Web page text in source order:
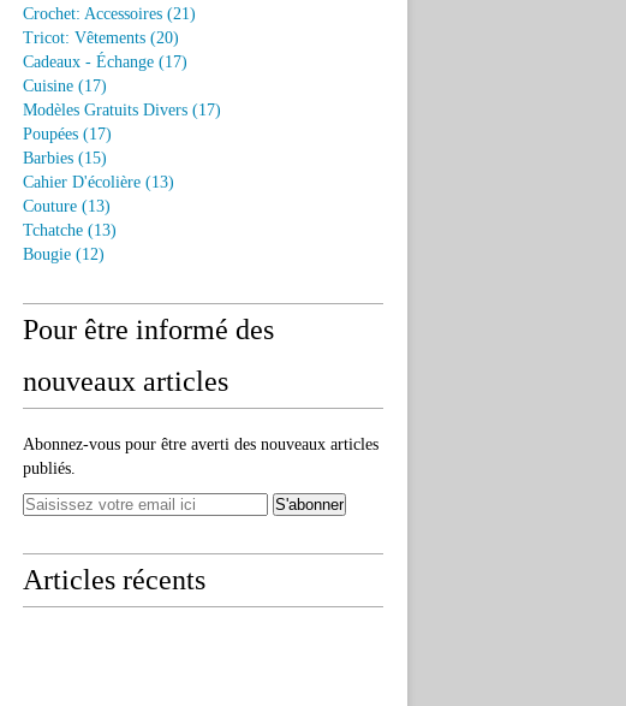
Crochet: Accessoires (21)
Tricot: Vêtements (20)
Cadeaux - Échange (17)
Cuisine (17)
Modèles Gratuits Divers (17)
Poupées (17)
Barbies (15)
Cahier D'écolière (13)
Couture (13)
Tchatche (13)
Bougie (12)
Pour être informé des
nouveaux articles
Abonnez-vous pour être averti des nouveaux articles
publiés.
Articles récents